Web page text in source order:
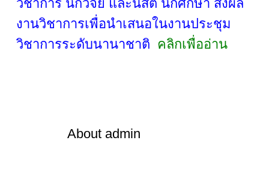
วิชาการ นักวิจัย และนิสิต นักศึกษา ส่งผล
งานวิชาการเพื่อนำเสนอในงานประชุม
วิชาการระดับนานาชาติ คลิกเพื่ออ่าน
Aboutadmin